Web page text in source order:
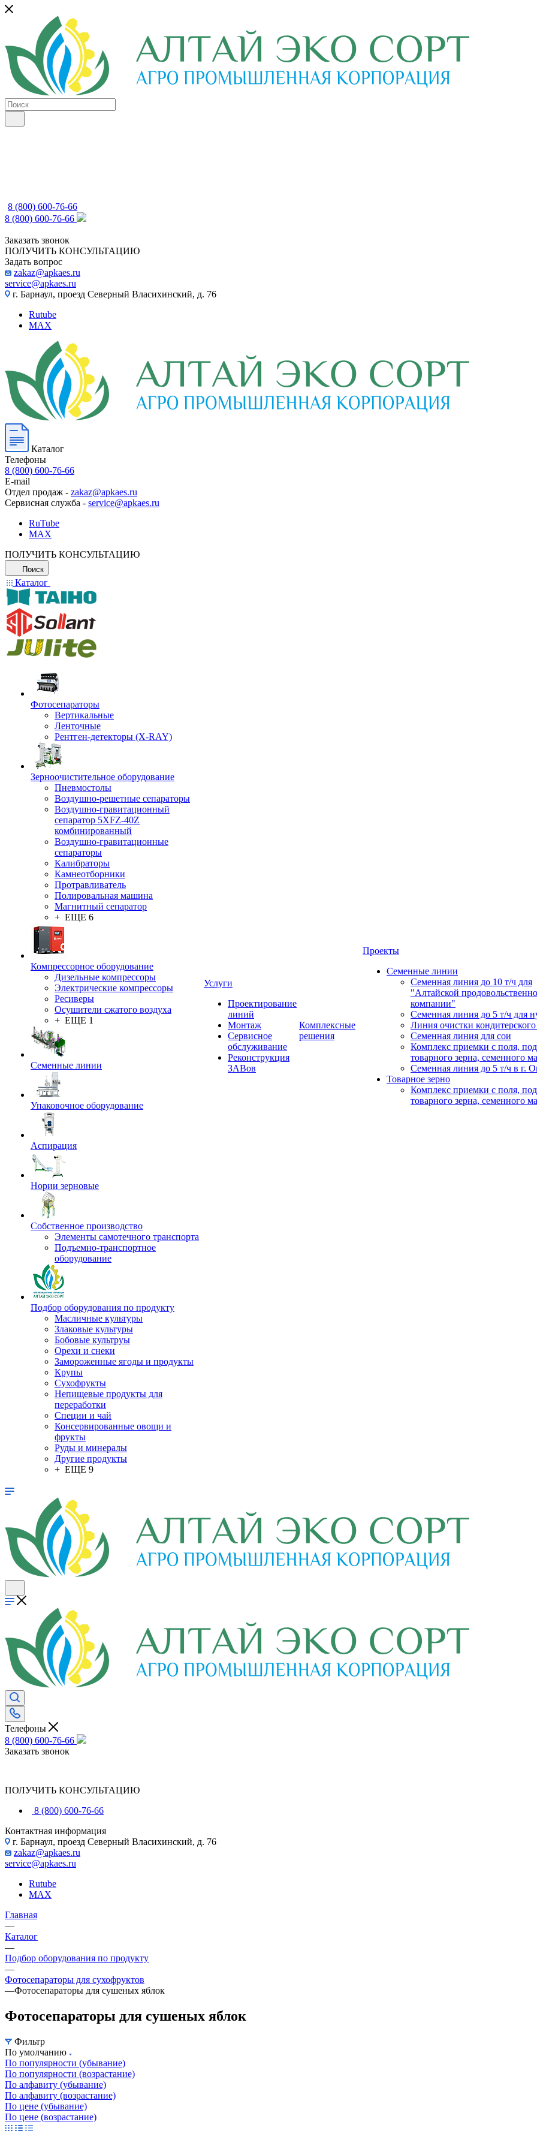
8 (800) 600-76-66
8 (800) 600-76-66
Заказать звонок
ПОЛУЧИТЬ КОНСУЛЬТАЦИЮ
Задать вопрос
zakaz@apkaes.ru
service@apkaes.ru
г. Барнаул, проезд Северный Власихинский, д. 76
Rutube
MAX
Каталог
Телефоны
8 (800) 600-76-66
E-mail
Отдел продаж - zakaz@apkaes.ru
Сервисная служба - service@apkaes.ru
RuTube
MAX
ПОЛУЧИТЬ КОНСУЛЬТАЦИЮ
Поиск
Каталог
Фотосепараторы
Вертикальные
Ленточные
Рентген-детекторы (X-RAY)
Зерноочистительное оборудование
Пневмостолы
Воздушно-решетные сепараторы
Воздушно-гравитационный
сепаратор 5XFZ-40Z
комбинированный
Воздушно-гравитационные
сепараторы
Калибраторы
Камнеотборники
Протравливатель
Полировальная машина
Магнитный сепаратор
+ ЕЩЕ 6
Компрессорное оборудование
Дизельные компрессоры
Электрические компрессоры
Ресиверы
Осушители сжатого воздуха
+ ЕЩЕ 1
Семенные линии
Упаковочное оборудование
Аспирация
Нории зерновые
Собственное производство
Элементы самотечного транспорта
Подъемно-транспортное
оборудование
Подбор оборудования по продукту
Масличные культуры
Злаковые культуры
Бобовые культруы
Орехи и снеки
Замороженные ягоды и продукты
Крупы
Сухофрукты
Непищевые продукты для
переработки
Специи и чай
Консервированные овощи и
фрукты
Руды и минералы
Другие продукты
+ ЕЩЕ 9
Услуги
Проектирование
линий
Монтаж
Сервисное
обслуживание
Реконструкция
ЗАВов
Комплексные
решения
Проекты
Семенные линии
Семенная линия до 10 т/ч для
"Алтайской
компании"
Семенная линия до 5 т/ч для
Линия очистки кондитерского
Семенная линия для сои
Комплекс приемки с поля,
товарного зерна, семенного
Семенная линия до 5 т/ч в г.
Товарное зерно
Комплекс приемки с поля,
товарного зерна, семенного
Телефоны
8 (800) 600-76-66
Заказать звонок
ПОЛУЧИТЬ КОНСУЛЬТАЦИЮ
8 (800) 600-76-66
Контактная информация
г. Барнаул, проезд Северный Власихинский, д. 76
zakaz@apkaes.ru
service@apkaes.ru
Rutube
MAX
Главная
—
Каталог
—
Подбор оборудования по продукту
—
Фотосепараторы для сухофруктов
—Фотосепараторы для сушеных яблок
Фотосепараторы для сушеных яблок
Фильтр
По умолчанию
По популярности (убывание)
По популярности (возрастание)
По алфавиту (убывание)
По алфавиту (возрастание)
По цене (убывание)
По цене (возрастание)